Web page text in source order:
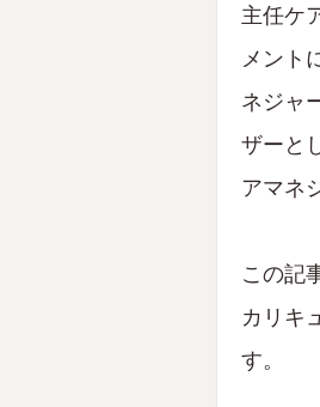
主任ケ
メント
ネジャ
ザーと
アマネ
この記
カリキ
す。